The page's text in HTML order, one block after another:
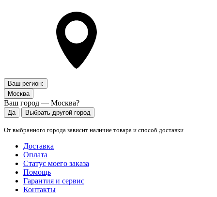
Ваш регион:
Москва
Ваш город — Москва?
Да Выбрать другой город
От выбранного города зависит наличие товара и способ доставки
Доставка
Оплата
Статус моего заказа
Помощь
Гарантия и сервис
Контакты